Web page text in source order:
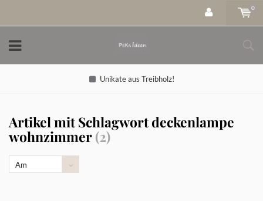
0
Unikate aus Treibholz!
Artikel mit Schlagwort deckenlampe
wohnzimmer(2)
Am